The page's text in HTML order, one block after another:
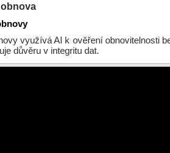
využívá AI k ověření obnovitelnosti
důvěru v integritu dat.